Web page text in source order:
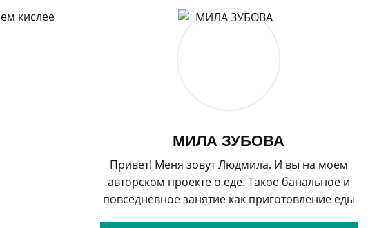
кислее
МИЛА ЗУБОВА
Привет! Меня зовут Людмила. И вы на моем
авторском проекте о еде. Такое банальное и
повседневное занятие как приготовление еды